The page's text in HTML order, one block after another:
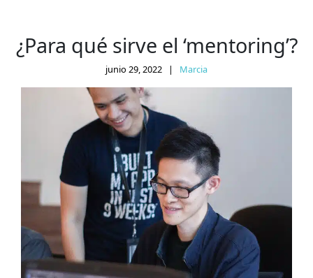
¿Para qué sirve el ‘mentoring’?
junio 29, 2022 | Marcia